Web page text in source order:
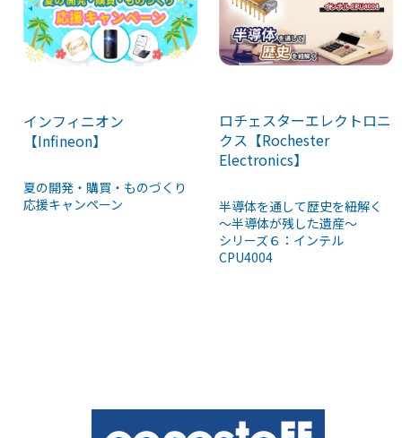
インフィニオン
【Infineon】
夏の開発・購買・ものづくり
応援キャンペーン
ロチェスターエレクトロニ
クス【Rochester
Electronics】
半導体を通して歴史を紐解く
～半導体が残した遺産～
シリーズ６：インテル
CPU4004